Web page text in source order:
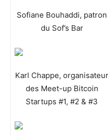
Sofiane Bouhaddi, patron
du Sof’s Bar
Karl Chappe, organisateur
des Meet-up Bitcoin
Startups #1, #2 & #3